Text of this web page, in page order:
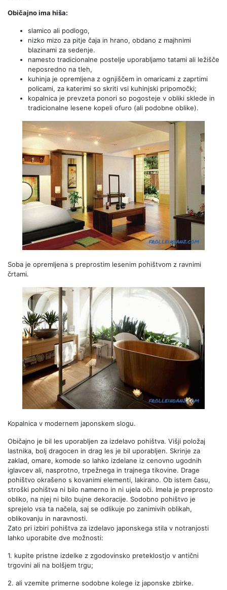
Običajno ima hiša:
slamico ali podlogo,
nizko mizo za pitje čaja in hrano, obdano z majhnimi
blazinami za sedenje.
namesto tradicionalne postelje uporabljamo tatami ali ležišče
neposredno na tleh,
kuhinja je opremljena z ognjiščem in omaricami z zaprtimi
policami, za katerimi so skriti vsi kuhinjski pripomočki;
kopalnica je prevzeta ponori so pogosteje v obliki sklede in
tradicionalne lesene kopeli ofuro (ali podobne oblike).
Soba je opremljena s preprostim lesenim pohištvom z ravnimi
črtami.
Kopalnica v modernem japonskem slogu.
Običajno je bil les uporabljen za izdelavo pohištva. Višji položaj
lastnika, bolj dragocen in drag les je bil uporabljen. Skrinje za
zaklad, omare, komode so lahko izdelane iz cenovno ugodnih
iglavcev ali, nasprotno, trpežnega in trajnega tikovine. Drage
pohištvo okrašeno s kovanimi elementi, lakirano. Ob istem času,
stroški pohištva ni bilo namerno in ni ujela oči. Imela je preprosto
obliko, na njej ni bilo bujne dekoracije. Sodobno pohištvo je
sprejelo vsa ta načela, saj se odlikuje po zanimivih oblikah,
oblikovanju in naravnosti.
Zato pri izbiri pohištva za izdelavo japonskega stila v notranjosti
lahko uporabite dve možnosti:
1. kupite pristne izdelke z zgodovinsko preteklostjo v antični
trgovini ali na bolšjem trgu;
2. ali vzemite primerne sodobne kolege iz japonske zbirke.